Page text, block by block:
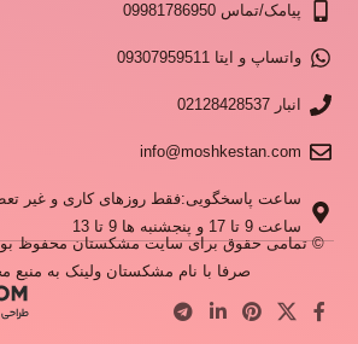
پیامک/تماس 09981786950
واتساپ و ایتا 09307959511
انبار 02128428537
info@moshkestan.com
ساعت پاسخگویی:فقط روزهای کاری و غیر
ساعت 9 تا 17 و پنجشنبه ها 9 تا 13
© تمامی حقوق برای سایت مشکستان محفوظ
صرفا با نام مشکستان ولینک به منبع